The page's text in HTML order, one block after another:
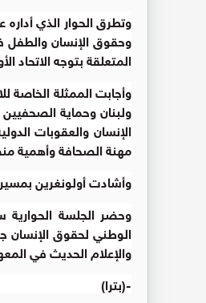
وتطرق الحوار الذي
وحقوق الإنسان
المتعلقة بتوجه الاتحاد
وأجابت الممثلة الخاصة
ولبنان وحماية
الإنسان والعقوبات
مهنة الصحافة وأهمية
وأشادت أولونغرين
وحضر الجلسة الحوارية
الوطني لحقوق الإنسان
والإعلام الحديث في
-(بترا)